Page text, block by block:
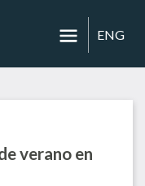
ENG
verano en